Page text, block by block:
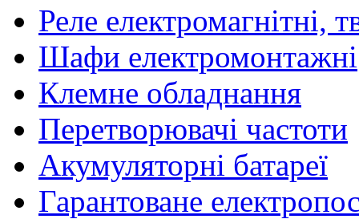
Реле електромагнітні,
Шафи електромонтажні
Клемне обладнання
Перетворювачі частоти
Акумуляторні батареї
Гарантоване